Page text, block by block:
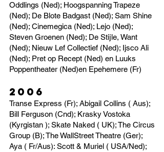
Oddlings (Ned); Hoogspanning Trapeze
(Ned); De Blote Badgast (Ned); Sam Shine
(Ned); Cinemegica (Ned); Lejo (Ned);
Steven Groenen (Ned); De Stijle, Want
(Ned); Nieuw Lef Collectief (Ned); Ijsco Ali
(Ned); Pret op Recept (Ned) en Luuks
Poppentheater (Ned)en Epehemere (Fr)
2006
Transe Express (Fr); Abigail Collins ( Aus);
Bill Ferguson (Cnd); Krasky Vostoka
(Kyrgistan ); Skate Naked ( UK); The Circus
Group (B); The WallStreet Theatre (Ger);
Aya ( Fr/Aus): Scott & Muriel ( USA/Ned);